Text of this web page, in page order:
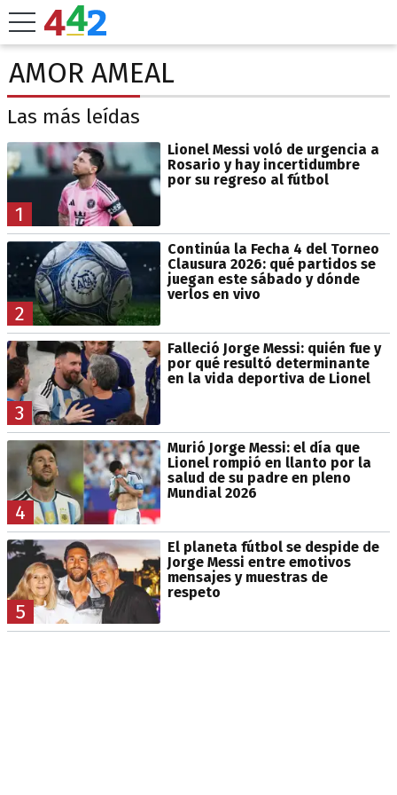
AMOR AMEAL
Las más leídas
1
Lionel Messi voló de urgencia a
Rosario y hay incertidumbre
por su regreso al fútbol
2
Continúa la Fecha 4 del Torneo
Clausura 2026: qué partidos se
juegan este sábado y dónde
verlos en vivo
3
Falleció Jorge Messi: quién fue y
por qué resultó determinante
en la vida deportiva de Lionel
4
Murió Jorge Messi: el día que
Lionel rompió en llanto por la
salud de su padre en pleno
Mundial 2026
5
El planeta fútbol se despide de
Jorge Messi entre emotivos
mensajes y muestras de
respeto